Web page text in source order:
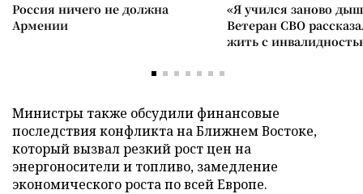
Россия ничего не должна
Армении
«Я учился заново
Ветеран СВО
жить с
Министры также обсудили финансовые
последствия конфликта на Ближнем Востоке,
который вызвал резкий рост цен на
энергоносители и топливо, замедление
экономического роста по всей Европе.